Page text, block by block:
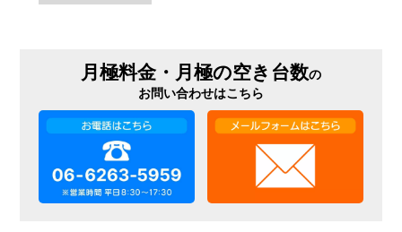
月極料金・月極の空き台数の
お問い合わせはこちら